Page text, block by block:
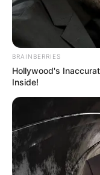
BRAINBERRIES
Hollywood's
Inside!